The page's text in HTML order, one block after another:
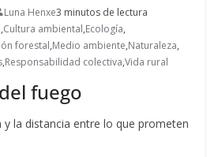
Luna Henxe3 minutos de lectura
,Cultura ambiental,Ecología,
forestal,Medio ambiente,Naturaleza,
,Responsabilidad colectiva,Vida rural
fuego
y la distancia entre lo que prometen